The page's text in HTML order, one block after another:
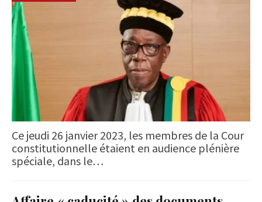
Ce jeudi 26 janvier 2023, les membres de la Cour
constitutionnelle étaient en audience plénière
spéciale, dans le…